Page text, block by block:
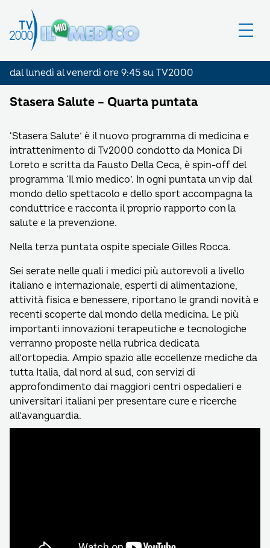
dal lunedì al venerdì ore 9:45 su TV2000
Stasera Salute – Quarta puntata
‘Stasera Salute’ è il nuovo programma di medicina e
intrattenimento di Tv2000 condotto da Monica Di
Loreto e scritta da Fausto Della Ceca, è spin-off del
programma ‘Il mio medico’. In ogni puntata un vip dal
mondo dello spettacolo e dello sport accompagna la
conduttrice e racconta il proprio rapporto con la
salute e la prevenzione.
Nella terza puntata ospite speciale Gilles Rocca.
Sei serate nelle quali i medici più autorevoli a livello
italiano e internazionale, esperti di alimentazione,
attività fisica e benessere, riportano le grandi novità e
recenti scoperte dal mondo della medicina. Le più
importanti innovazioni terapeutiche e tecnologiche
verranno proposte nella rubrica dedicata
all’ortopedia. Ampio spazio alle eccellenze mediche da
tutta Italia, dal nord al sud, con servizi di
approfondimento dai maggiori centri ospedalieri e
universitari italiani per presentare cure e ricerche
all’avanguardia.